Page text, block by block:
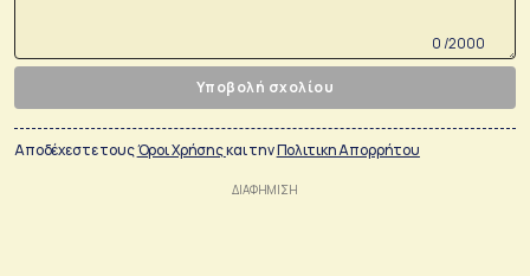
0 /2000
Υποβολή σχολίου
Αποδέχεστε τουςΌροι Χρήσηςκαι τηνΠολιτικη Απορρήτου